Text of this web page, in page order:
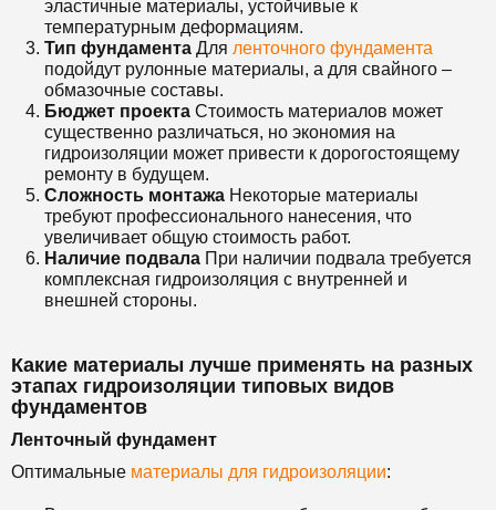
эластичные материалы, устойчивые к
температурным деформациям.
Тип фундамента Для ленточного фундамента
подойдут рулонные материалы, а для свайного –
обмазочные составы.
Бюджет проекта Стоимость материалов может
существенно различаться, но экономия на
гидроизоляции может привести к дорогостоящему
ремонту в будущем.
Сложность монтажа Некоторые материалы
требуют профессионального нанесения, что
увеличивает общую стоимость работ.
Наличие подвала При наличии подвала требуется
комплексная гидроизоляция с внутренней и
внешней стороны.
Какие материалы лучше применять на разных
этапах гидроизоляции типовых видов
фундаментов
Ленточный фундамент
Оптимальные материалы для гидроизоляции: